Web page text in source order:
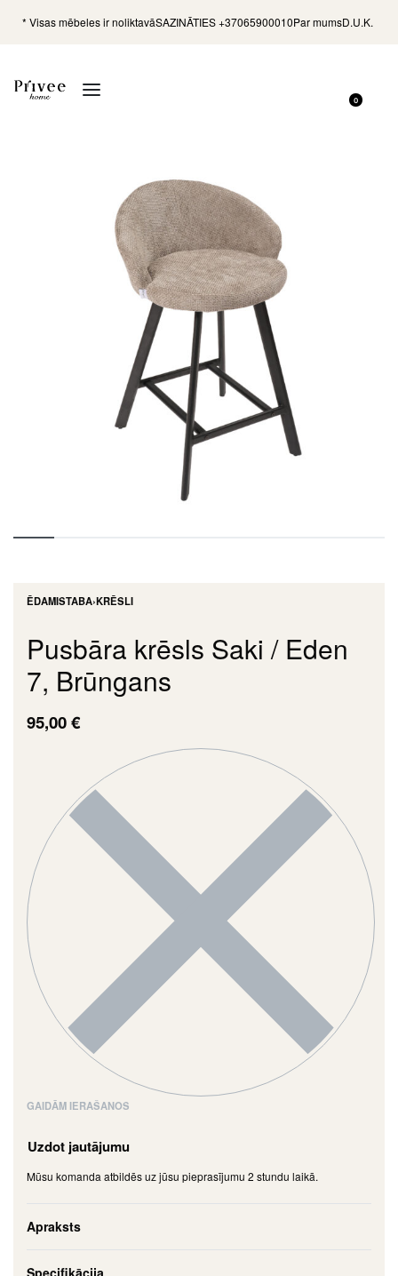
* Visas mēbeles ir noliktavāSAZINĀTIES +37065900010Par mumsD.U.K.
0
ĒDAMISTABA›KRĒSLI
Pusbāra krēsls Saki / Eden
7, Brūngans
95,00€
GAIDĀM IERAŠANOS
Uzdot jautājumu
Mūsu komanda atbildēs uz jūsu pieprasījumu 2 stundu laikā.
Apraksts
Specifikācija